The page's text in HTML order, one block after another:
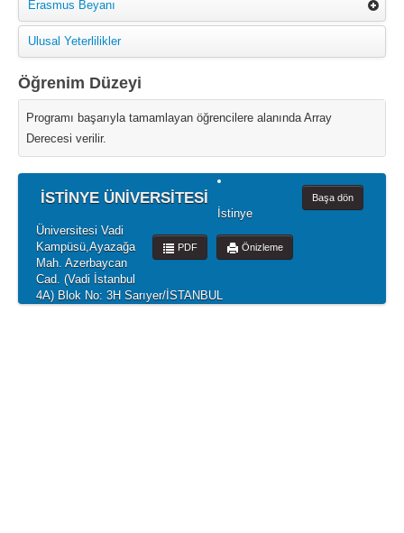
Erasmus Beyanı
Ulusal Yeterlilikler
Öğrenim Düzeyi
Programı başarıyla tamamlayan öğrencilere alanında Array
Derecesi verilir.
İSTİNYE ÜNİVERSİTESİ Başa dön
Önizleme
PDF
İstinye
Üniversitesi Vadi
Kampüsü,Ayazağa
Mah. Azerbaycan
Cad. (Vadi İstanbul
4A) Blok No: 3H Sarıyer/İSTANBUL